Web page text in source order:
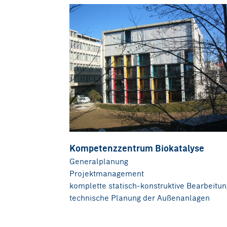
Kompetenzzentrum Biokatalyse
Generalplanung
Projektmanagement
komplette statisch-konstruktive
technische Planung der Außenanlagen